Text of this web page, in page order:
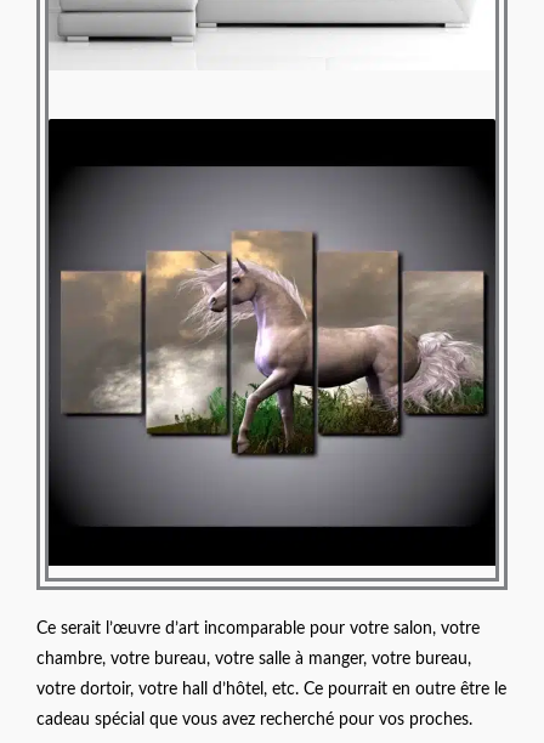
Ce serait l’œuvre d’art incomparable pour votre salon, votre
chambre, votre bureau, votre salle à manger, votre bureau,
votre dortoir, votre hall d’hôtel, etc. Ce pourrait en outre être le
cadeau spécial que vous avez recherché pour vos proches.